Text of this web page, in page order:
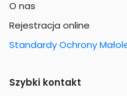
O nas
Rejestracja online
Standardy Ochrony
Szybki kontakt